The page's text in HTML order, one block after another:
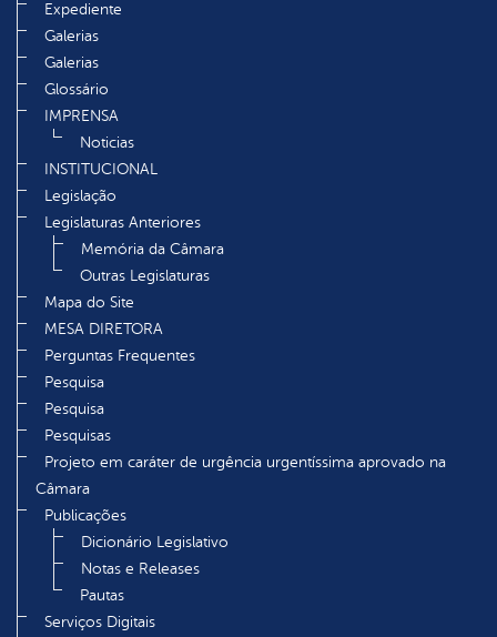
Expediente
Galerias
Galerias
Glossário
IMPRENSA
Noticias
INSTITUCIONAL
Legislação
Legislaturas Anteriores
Memória da Câmara
Outras Legislaturas
Mapa do Site
MESA DIRETORA
Perguntas Frequentes
Pesquisa
Pesquisa
Pesquisas
Projeto em caráter de urgência urgentíssima aprovado na
Câmara
Publicações
Dicionário Legislativo
Notas e Releases
Pautas
Serviços Digitais